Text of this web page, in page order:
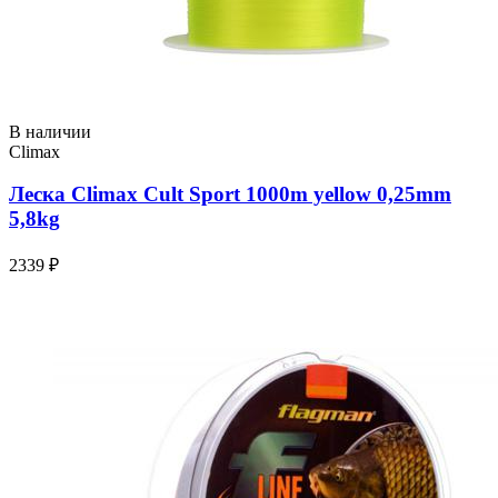
В наличии
Climax
Леска Climax Cult Sport 1000m yellow 0,25mm
5,8kg
2339 ₽